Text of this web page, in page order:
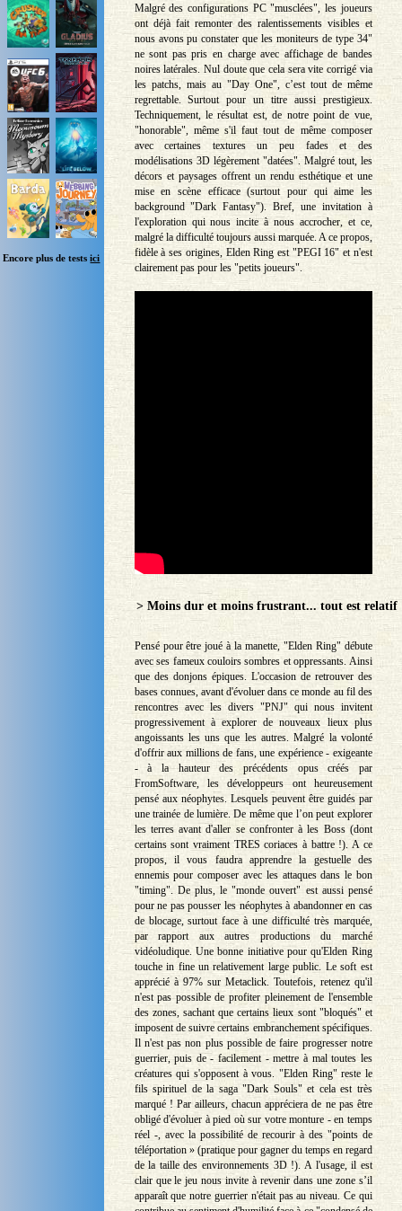
Encore plus de testsici
Malgré des configurations PC "musclées", les joueurs
ont déjà fait remonter des ralentissements visibles et
nous avons pu constater que les moniteurs de type 34"
ne sont pas pris en charge avec affichage de bandes
noires latérales. Nul doute que cela sera vite corrigé via
les patchs, mais au "Day One", c’est tout de même
regrettable. Surtout pour un titre aussi prestigieux.
Techniquement, le résultat est, de notre point de vue,
"honorable", même s'il faut tout de même composer
avec certaines textures un peu fades et des
modélisations 3D légèrement "datées". Malgré tout, les
décors et paysages offrent un rendu esthétique et une
mise en scène efficace (surtout pour qui aime les
background "Dark Fantasy"). Bref, une invitation à
l'exploration qui nous incite à nous accrocher, et ce,
malgré la difficulté toujours aussi marquée. A ce propos,
fidèle à ses origines, Elden Ring est "PEGI 16" et n'est
clairement pas pour les "petits joueurs".
> Moins dur et moins frustrant... tout est relatif
Pensé pour être joué à la manette, "Elden Ring" débute
avec ses fameux couloirs sombres et oppressants. Ainsi
que des donjons épiques. L'occasion de retrouver des
bases connues, avant d'évoluer dans ce monde au fil des
rencontres avec les divers "PNJ" qui nous invitent
progressivement à explorer de nouveaux lieux plus
angoissants les uns que les autres. Malgré la volonté
d'offrir aux millions de fans, une expérience - exigeante
- à la hauteur des précédents opus créés par
FromSoftware, les développeurs ont heureusement
pensé aux néophytes. Lesquels peuvent être guidés par
une trainée de lumière. De même que l’on peut explorer
les terres avant d'aller se confronter à les Boss (dont
certains sont vraiment TRES coriaces à battre !). A ce
propos, il vous faudra apprendre la gestuelle des
ennemis pour composer avec les attaques dans le bon
"timing". De plus, le "monde ouvert" est aussi pensé
pour ne pas pousser les néophytes à abandonner en cas
de blocage, surtout face à une difficulté très marquée,
par rapport aux autres productions du marché
vidéoludique. Une bonne initiative pour qu'Elden Ring
touche in fine un relativement large public. Le soft est
apprécié à 97% sur Metaclick. Toutefois, retenez qu'il
n'est pas possible de profiter pleinement de l'ensemble
des zones, sachant que certains lieux sont "bloqués" et
imposent de suivre certains embranchement spécifiques.
Il n'est pas non plus possible de faire progresser notre
guerrier, puis de - facilement - mettre à mal toutes les
créatures qui s'opposent à vous. "Elden Ring" reste le
fils spirituel de la saga "Dark Souls" et cela est très
marqué ! Par ailleurs, chacun appréciera de ne pas être
obligé d'évoluer à pied où sur votre monture - en temps
réel -, avec la possibilité de recourir à des "points de
téléportation » (pratique pour gagner du temps en regard
de la taille des environnements 3D !). A l'usage, il est
clair que le jeu nous invite à revenir dans une zone s’il
apparaît que notre guerrier n'était pas au niveau. Ce qui